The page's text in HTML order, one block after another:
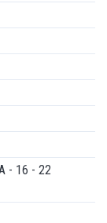
16 - 22